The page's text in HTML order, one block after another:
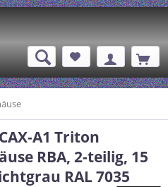
A1 Triton
RBA, 2-teilig, 15
RAL 7035